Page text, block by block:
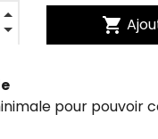
shopping_cart
pour pouvoir